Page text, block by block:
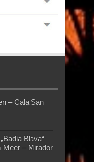
– Cala San
Blava“
Meer – Mirador